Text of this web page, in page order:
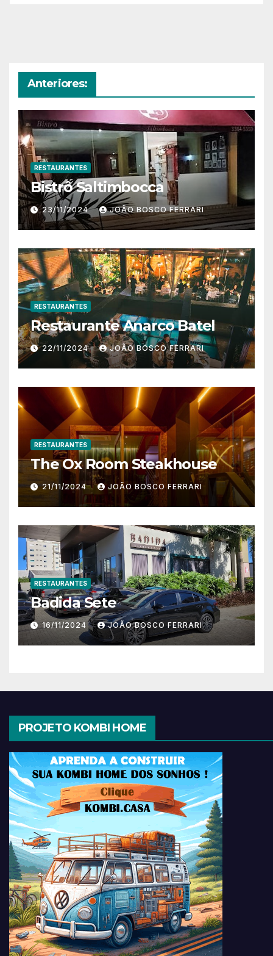
Anteriores:
RESTAURANTES
Bistrô Saltimbocca
23/11/2024 JOÃO BOSCO FERRARI
RESTAURANTES
Restaurante Anarco Batel
22/11/2024 JOÃO BOSCO FERRARI
RESTAURANTES
The Ox Room Steakhouse
21/11/2024 JOÃO BOSCO FERRARI
RESTAURANTES
Badida Sete
16/11/2024 JOÃO BOSCO FERRARI
PROJETO KOMBI HOME